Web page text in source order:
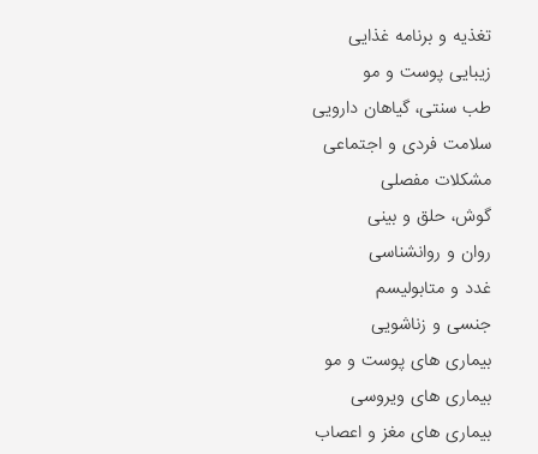
تغذیه و برنامه غذایی
زیبایی پوست و مو
طب سنتی، گیاهان دارویی
سلامت فردی و اجتماعی
مشکلات مفصلی
گوش، حلق و بینی
روان و روانشناسی
غدد و متابولیسم
جنسی و زناشویی
بیماری های پوست و مو
بیماری های ویروسی
بیماری های مغز و اعصاب